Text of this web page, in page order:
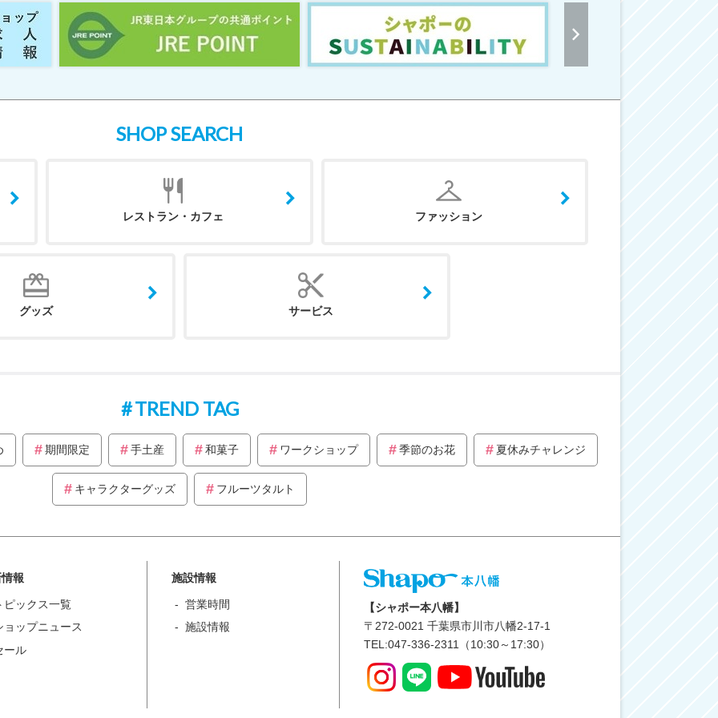
SHOP SEARCH
レストラン・カフェ ファッション
グッズ サービス
TREND TAG
期間限定 手土産 和菓子 ワークショップ 季節のお花 夏休みチャレンジ
キャラクターグッズ フルーツタルト
報
ピックス一覧
ョップニュース
ール
施設情報
営業時間
施設情報
【シャポー本八幡】
〒 272-0021 千葉県市川市八幡2-17-1
TEL:047-336-2311（10:30～17:30）